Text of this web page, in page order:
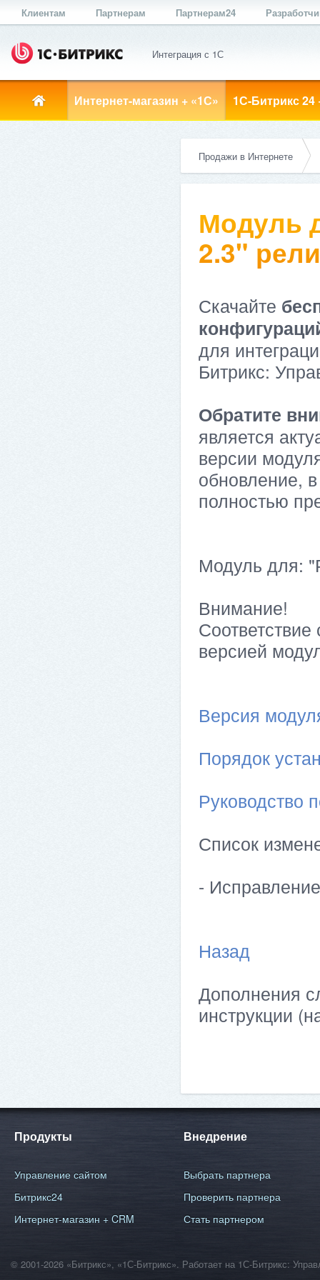
Клиентам Партнерам Партнерам24
Интеграция с 1С
Интернет-магазин + «1С» 1С-Битрикс 24
Продажи в Интернете
Модуль
2.3"
Скачайте
для
Битрикс:
Обратите
является
версии
обновление,
полностью
Модуль для:
Внимание!
версией
Версия
Порядок
Руководство
Список
-
Назад
Дополнения
инструкции
Продукты
Управление сайтом
Битрикс24
Интернет-магазин + CRM
Внедрение
Выбрать партнера
Проверить партнера
Стать партнером
© 2001-2026 «Битрикс», «1С-Битрикс». Работает на 1С-Битрикс: